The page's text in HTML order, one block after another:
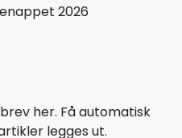
2026
her. Få automatisk
legges ut.